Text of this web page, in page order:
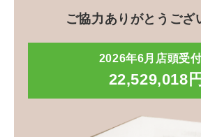
ご協力ありがとうござ
2026年6月店頭受
22,529,018円